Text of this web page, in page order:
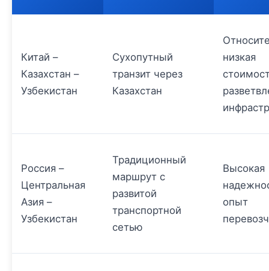
Китай –
Казахстан –
Узбекистан
Сухопутный
транзит через
Казахстан
низкая
Россия –
Центральная
Азия –
Узбекистан
Традиционный
маршрут с
развитой
транспортной
сетью
Высокая
опыт